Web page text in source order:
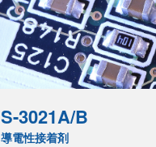
S-3021A/B
導電性接着剤